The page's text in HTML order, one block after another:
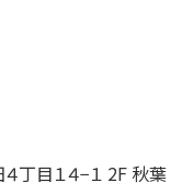
丁目１４−１ 2F 秋葉